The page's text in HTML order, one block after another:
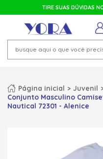
TIRE SUAS DÚVIDAS
Página inicial Juvenil
Conjunto Masculino
Nautical 72301 - Alenice